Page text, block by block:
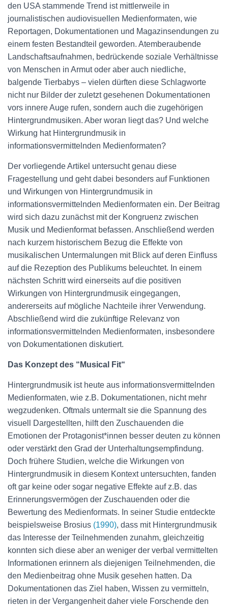
den USA stammende Trend ist mittlerweile in
journalistischen audiovisuellen Medienformaten, wie
Reportagen, Dokumentationen und Magazinsendungen zu
einem festen Bestandteil geworden. Atemberaubende
Landschaftsaufnahmen, bedrückende soziale Verhältnisse
von Menschen in Armut oder aber auch niedliche,
balgende Tierbabys – vielen dürften diese Schlagworte
nicht nur Bilder der zuletzt gesehenen Dokumentationen
vors innere Auge rufen, sondern auch die zugehörigen
Hintergrundmusiken. Aber woran liegt das? Und welche
Wirkung hat Hintergrundmusik in
informationsvermittelnden Medienformaten?
Der vorliegende Artikel untersucht genau diese
Fragestellung und geht dabei besonders auf Funktionen
und Wirkungen von Hintergrundmusik in
informationsvermittelnden Medienformaten ein. Der Beitrag
wird sich dazu zunächst mit der Kongruenz zwischen
Musik und Medienformat befassen. Anschließend werden
nach kurzem historischem Bezug die Effekte von
musikalischen Untermalungen mit Blick auf deren Einfluss
auf die Rezeption des Publikums beleuchtet. In einem
nächsten Schritt wird einerseits auf die positiven
Wirkungen von Hintergrundmusik eingegangen,
andererseits auf mögliche Nachteile ihrer Verwendung.
Abschließend wird die zukünftige Relevanz von
informationsvermittelnden Medienformaten, insbesondere
von Dokumentationen diskutiert.
Das Konzept des “Musical Fit“
Hintergrundmusik ist heute aus informationsvermittelnden
Medienformaten, wie z.B. Dokumentationen, nicht mehr
wegzudenken. Oftmals untermalt sie die Spannung des
visuell Dargestellten, hilft den Zuschauenden die
Emotionen der Protagonist*innen besser deuten zu können
oder verstärkt den Grad der Unterhaltungsempfindung.
Doch frühere Studien, welche die Wirkungen von
Hintergrundmusik in diesem Kontext untersuchten, fanden
oft gar keine oder sogar negative Effekte auf z.B. das
Erinnerungsvermögen der Zuschauenden oder die
Bewertung des Medienformats. In seiner Studie entdeckte
beispielsweise Brosius (1990), dass mit Hintergrundmusik
das Interesse der Teilnehmenden zunahm, gleichzeitig
konnten sich diese aber an weniger der verbal vermittelten
Informationen erinnern als diejenigen Teilnehmenden, die
den Medienbeitrag ohne Musik gesehen hatten. Da
Dokumentationen das Ziel haben, Wissen zu vermitteln,
rieten in der Vergangenheit daher viele Forschende den